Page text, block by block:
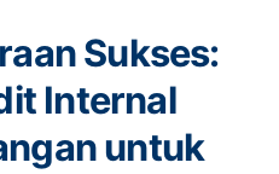
Sukses:
Internal
untuk